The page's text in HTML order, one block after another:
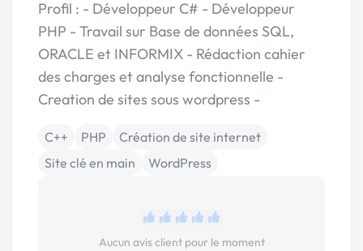
Profil : - Développeur C# - Développeur
PHP - Travail sur Base de données SQL,
ORACLE et INFORMIX - Rédaction cahier
des charges et analyse fonctionnelle -
Creation de sites sous wordpress -
C++ PHP
Création de site internet
Site clé en main
WordPress
Aucun avis client pour le moment